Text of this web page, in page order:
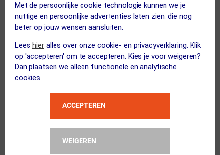
Met de persoonlijke cookie technologie kunnen we je
nuttige en persoonlijke advertenties laten zien, die nog
beter op jouw wensen aansluiten.
Lees hier alles over onze cookie- en privacyverklaring. Klik
op 'accepteren' om te accepteren. Kies je voor weigeren?
Dan plaatsen we alleen functionele en analytische
cookies.
ACCEPTEREN
WEIGEREN
Shimano
RC703 Breed Wielrenschoenen Wit Her...
Kies alternatief